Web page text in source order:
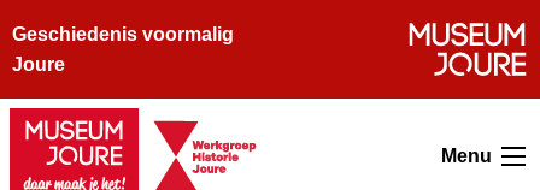
Geschiedenis voormalig
Joure
Menu